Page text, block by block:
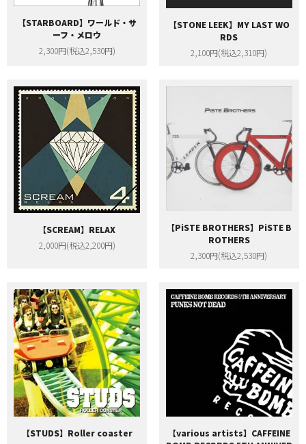
【STARBOARD】ワールド・サ
ーフ・メロウ
2,300円(税込2,530円)
【STONE LEEK】MY LAST WO
RDS
2,100円(税込2,310円)
【SCREAM】RELAX
2,000円(税込2,200円)
【PiSTE BROTHERS】PiSTE B
ROTHERS
2,300円(税込2,530円)
【STUDS】Roller coaster
【various artists】CAFFEINE